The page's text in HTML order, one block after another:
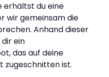
erhältst du eine
wir gemeinsam die
Anhand dieser
ein
das auf deine
zugeschnitten ist.